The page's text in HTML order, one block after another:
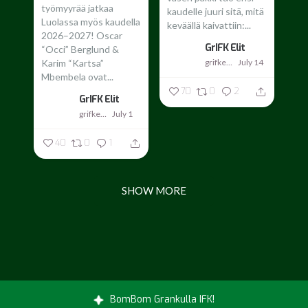
kaudelle juuri sitä, mitä
keväällä kaivattiin:...
GrIFK Elit
July 14
70 0 2
työmyyrää jatkaa
Luolassa myös kaudella
2026–2027! Oscar
“Occi” Berglund &
Karim “Kartsa”
Mbembela ovat...
GrIFK Elit
July 1
40 0 1
SHOW MORE
BomBom Grankulla IFK!